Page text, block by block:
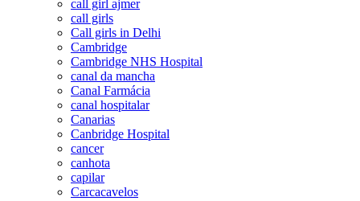
call girl ajmer
call girls
Call girls in Delhi
Cambridge
Cambridge NHS Hospital
canal da mancha
Canal Farmácia
canal hospitalar
Canarias
Canbridge Hospital
cancer
canhota
capilar
Carcacavelos